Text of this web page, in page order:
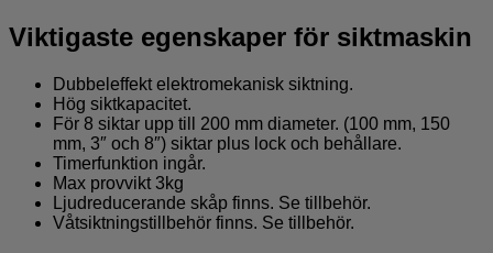
Viktigaste egenskaper för siktmaskin
Dubbeleffekt elektromekanisk siktning.
Hög siktkapacitet.
För 8 siktar upp till 200 mm diameter. (100 mm, 150
mm, 3″ och 8″) siktar plus lock och behållare.
Timerfunktion ingår.
Max provvikt 3kg
Ljudreducerande skåp finns. Se tillbehör.
Våtsiktningstillbehör finns. Se tillbehör.